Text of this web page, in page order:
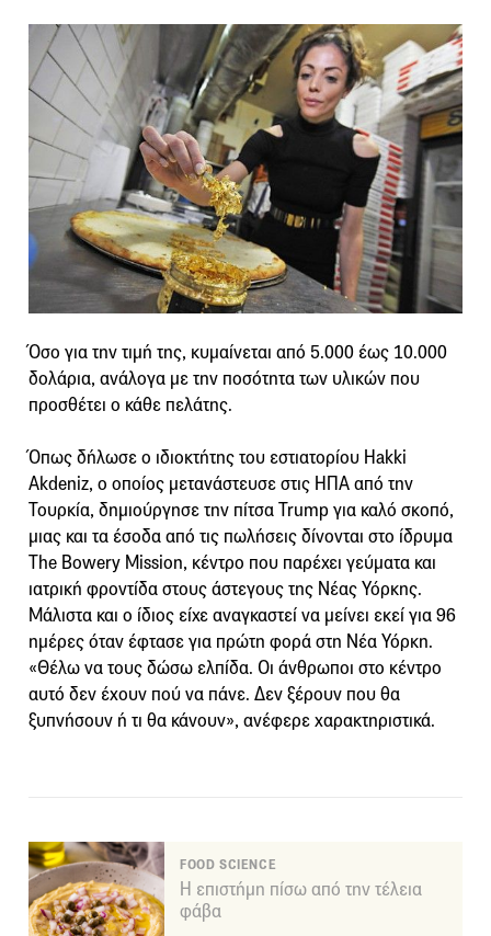
Όσο για την τιμή της, κυμαίνεται από 5.000 έως 10.000
δολάρια, ανάλογα με την ποσότητα των υλικών που
προσθέτει ο κάθε πελάτης.
Όπως δήλωσε ο ιδιοκτήτης του εστιατορίου Hakki
Akdeniz, ο οποίος μετανάστευσε στις ΗΠΑ από την
Τουρκία, δημιούργησε την πίτσα Trump για καλό σκοπό,
μιας και τα έσοδα από τις πωλήσεις δίνονται στο ίδρυμα
The Bowery Mission, κέντρο που παρέχει γεύματα και
ιατρική φροντίδα στους άστεγους της Νέας Υόρκης.
Μάλιστα και ο ίδιος είχε αναγκαστεί να μείνει εκεί για 96
ημέρες όταν έφτασε για πρώτη φορά στη Νέα Υόρκη.
«Θέλω να τους δώσω ελπίδα. Οι άνθρωποι στο κέντρο
αυτό δεν έχουν πού να πάνε. Δεν ξέρουν που θα
ξυπνήσουν ή τι θα κάνουν», ανέφερε χαρακτηριστικά.
FOOD SCIENCE
Η επιστήμη πίσω από την τέλεια
φάβα